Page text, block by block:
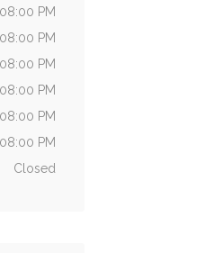
PM
PM
PM
PM
PM
PM
Closed